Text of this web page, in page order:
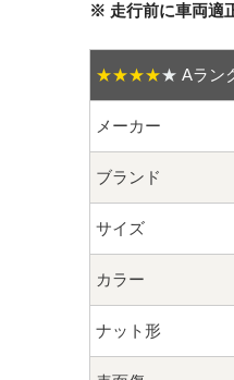
※ 走行前に車両適
★★★★★ Aラン
メーカー
ブランド
サイズ
カラー
ナット形